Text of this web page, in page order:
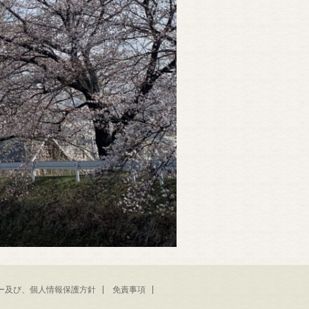
及び、個人情報保護方針 免責事項